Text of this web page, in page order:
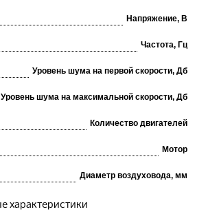
Напряжение, В
Частота, Гц
Уровень шума на первой скорости, Дб
Уровень шума на максимальной скорости, Дб
Количество двигателей
Мотор
Диаметр воздуховода, мм
характеристики